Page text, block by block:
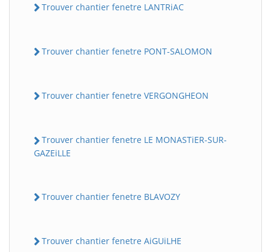
Trouver chantier fenetre LANTRiAC
Trouver chantier fenetre PONT-SALOMON
Trouver chantier fenetre VERGONGHEON
Trouver chantier fenetre LE MONASTiER-SUR-
GAZEiLLE
Trouver chantier fenetre BLAVOZY
Trouver chantier fenetre AiGUiLHE